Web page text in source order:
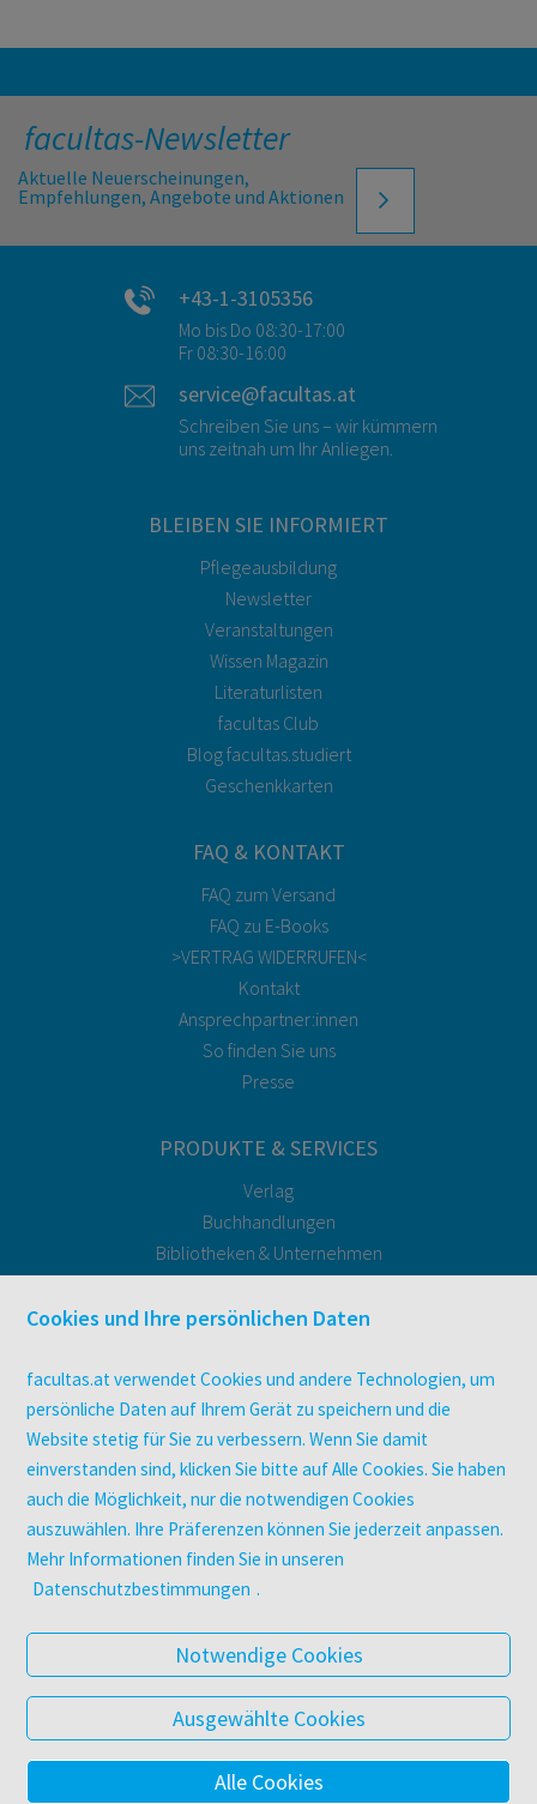
facultas-Newsletter
Aktuelle Neuerscheinungen,
Empfehlungen, Angebote und Aktionen
+43-1-3105356
Mo bis Do 08:30-17:00
Fr 08:30-16:00
service@facultas.at
Schreiben Sie uns – wir kümmern
uns zeitnah um Ihr Anliegen.
BLEIBEN SIE INFORMIERT
Pflegeausbildung
Newsletter
Veranstaltungen
Wissen Magazin
Literaturlisten
facultas Club
Blog facultas.studiert
Geschenkkarten
FAQ & KONTAKT
FAQ zum Versand
FAQ zu E-Books
>VERTRAG WIDERRUFEN<
Kontakt
Ansprechpartner:innen
So finden Sie uns
Presse
PRODUKTE & SERVICES
Verlag
Buchhandlungen
Bibliotheken & Unternehmen
Druckerei facultas druckt.
Zeitschriften
Digitale Angebote
UNTERNEHMEN
Über facultas
facultas Kooperationen
Arbeiten bei facultas
Datenschutz & Cookies
AGB
Barrierefreiheit
© 2025 Facultas Verlags- und Buchhandels AG
Cookies und Ihre persönlichen Daten
facultas.at verwendet Cookies und andere Technologien, um
persönliche Daten auf Ihrem Gerät zu speichern und die
Website stetig für Sie zu verbessern. Wenn Sie damit
einverstanden sind, klicken Sie bitte auf Alle Cookies. Sie haben
auch die Möglichkeit, nur die notwendigen Cookies
auszuwählen. Ihre Präferenzen können Sie jederzeit anpassen.
Mehr Informationen finden Sie in unseren
Datenschutzbestimmungen .
Notwendige Cookies
Ausgewählte Cookies
Alle Cookies